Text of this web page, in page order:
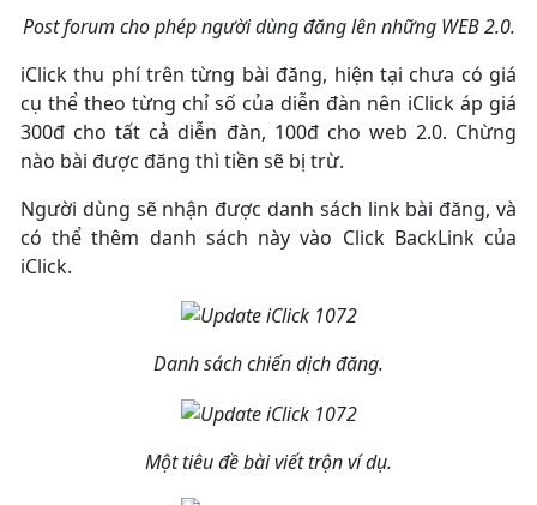
Post forum cho phép người dùng đăng lên những WEB 2.0.
iClick thu phí trên từng bài đăng, hiện tại chưa có giá
cụ thể theo từng chỉ số của diễn đàn nên iClick áp giá
300đ cho tất cả diễn đàn, 100đ cho web 2.0. Chừng
nào bài được đăng thì tiền sẽ bị trừ.
Người dùng sẽ nhận được danh sách link bài đăng, và
có thể thêm danh sách này vào Click BackLink của
iClick.
Danh sách chiến dịch đăng.
Một tiêu đề bài viết trộn ví dụ.